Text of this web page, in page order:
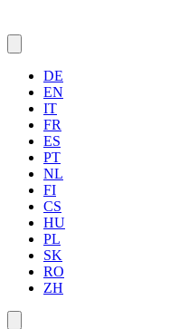
DE
EN
IT
FR
ES
PT
NL
FI
CS
HU
PL
SK
RO
ZH